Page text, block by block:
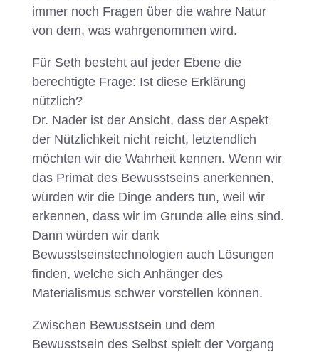
immer noch Fragen über die wahre Natur
von dem, was wahrgenommen wird.
Für Seth besteht auf jeder Ebene die
berechtigte Frage: Ist diese Erklärung
nützlich?
Dr. Nader ist der Ansicht, dass der Aspekt
der Nützlichkeit nicht reicht, letztendlich
möchten wir die Wahrheit kennen. Wenn wir
das Primat des Bewusstseins anerkennen,
würden wir die Dinge anders tun, weil wir
erkennen, dass wir im Grunde alle eins sind.
Dann würden wir dank
Bewusstseinstechnologien auch Lösungen
finden, welche sich Anhänger des
Materialismus schwer vorstellen können.
Zwischen Bewusstsein und dem
Bewusstsein des Selbst spielt der Vorgang